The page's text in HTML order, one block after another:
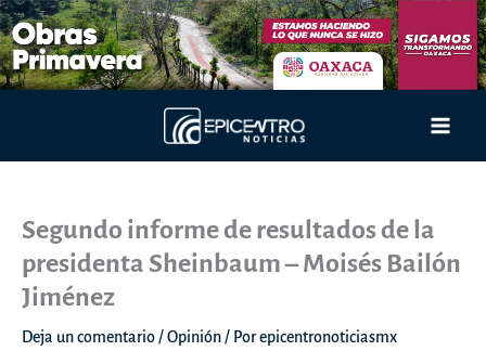
Ir
al
contenido
Segundo informe de resultados de la
presidenta Sheinbaum – Moisés Bailón
Jiménez
Deja un comentario/Opinión/ Porepicentronoticiasmx